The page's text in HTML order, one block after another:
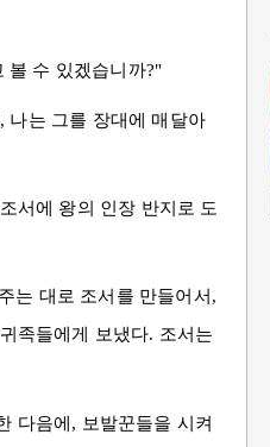
볼 수 있겠습니까?"
나는 그를 장대에 매달아
서에 왕의 인장 반지로 도
는 대로 조서를 만들어서,
족들에게 보냈다. 조서는
다음에, 보발꾼들을 시켜